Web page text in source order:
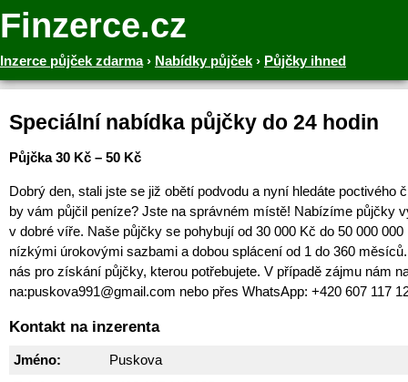
Finzerce.cz
Inzerce půjček zdarma› Nabídky půjček › Půjčky ihned
Speciální nabídka půjčky do 24 hodin
Půjčka 30 Kč – 50 Kč
Dobrý den, stali jste se již obětí podvodu a nyní hledáte poctivého
by vám půjčil peníze? Jste na správném místě! Nabízíme půjčky
v dobré víře. Naše půjčky se pohybují od 30 000 Kč do 50 000
nízkými úrokovými sazbami a dobou splácení od 1 do 360
nás pro získání půjčky, kterou potřebujete. V případě zájmu nám
na:puskova991@gmail.com nebo přes WhatsApp: +420 607 117
Kontakt na inzerenta
Jméno:
Puskova